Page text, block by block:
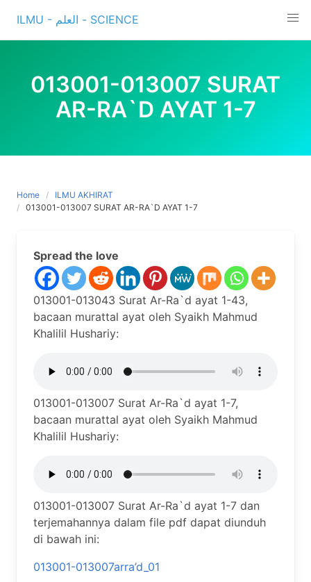
content
ILMU - العلم - SCIENCE
013001-013007 SURAT
AR-RA`D AYAT 1-7
Home
ILMU AKHIRAT
013001-013007 SURAT AR-RA`D AYAT 1-7
Spread the love
013001-013043 Surat Ar-Ra`d ayat 1-43,
bacaan murattal ayat oleh Syaikh Mahmud
Khalilil Hushariy:
013001-013007 Surat Ar-Ra`d ayat 1-7,
bacaan murattal ayat oleh Syaikh Mahmud
Khalilil Hushariy:
013001-013007 Surat Ar-Ra`d ayat 1-7 dan
terjemahannya dalam file pdf dapat diunduh
di bawah ini:
013001-013007arra’d_01